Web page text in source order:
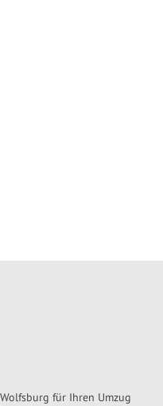
für Ihren Umzug